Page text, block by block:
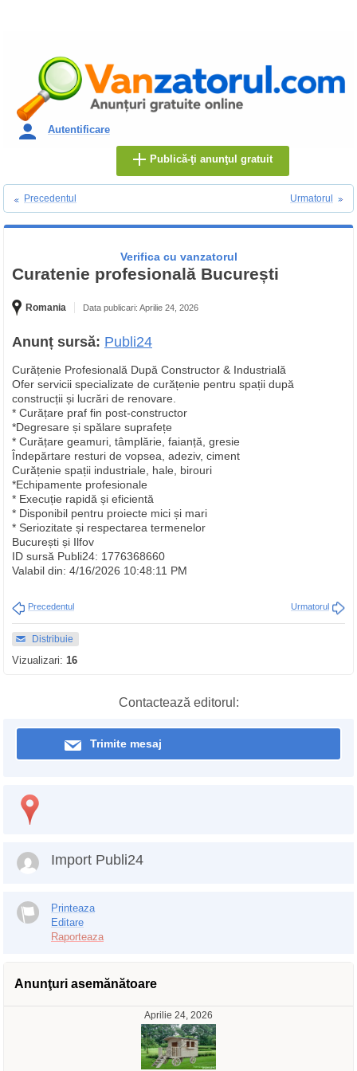
Autentificare
Publică-ţi anunţul gratuit
Precedentul Urmatorul
Verifica cu vanzatorul
Curatenie profesională București
Romania Data publicari: Aprilie 24, 2026
Anunț sursă: Publi24
Curățenie Profesională După Constructor & Industrială
Ofer servicii specializate de curățenie pentru spații după
construcții și lucrări de renovare.
* Curățare praf fin post-constructor
*Degresare și spălare suprafețe
* Curățare geamuri, tâmplărie, faianță, gresie
Îndepărtare resturi de vopsea, adeziv, ciment
Curățenie spații industriale, hale, birouri
*Echipamente profesionale
* Execuție rapidă și eficientă
* Disponibil pentru proiecte mici și mari
* Seriozitate și respectarea termenelor
București și Ilfov
ID sursă Publi24: 1776368660
Valabil din: 4/16/2026 10:48:11 PM
Precedentul Urmatorul
Distribuie
Vizualizari: 16
Contactează editorul:
Trimite mesaj
Import Publi24
Printeaza
Editare
Raporteaza
Anunţuri asemănătoare
Aprilie 24, 2026